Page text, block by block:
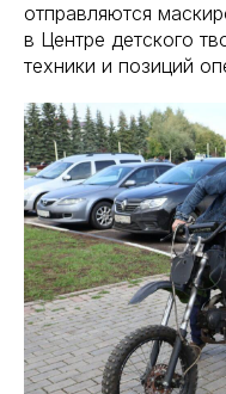
отправляются
в Центре детского
техники и позиций